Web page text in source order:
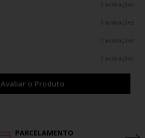
0 avaliações
0 avaliações
0 avaliações
0 avaliações
Avaliar o Produto
PARCELAMENTO